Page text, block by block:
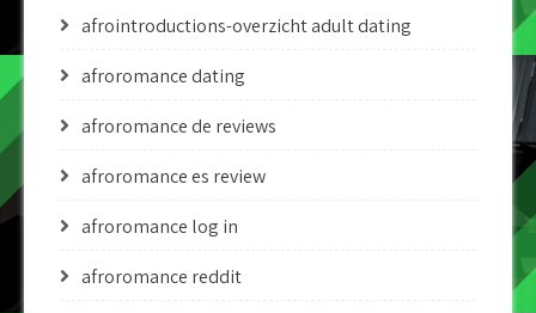
afrointroductions-overzicht adult dating
afroromance dating
afroromance de reviews
afroromance es review
afroromance log in
afroromance reddit